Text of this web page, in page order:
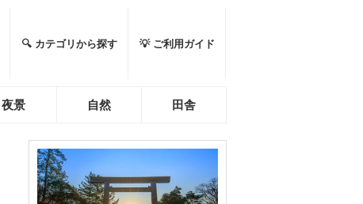
🔍 カテゴリから探す 💡 ご利用ガイド
夜景 自然 田舎